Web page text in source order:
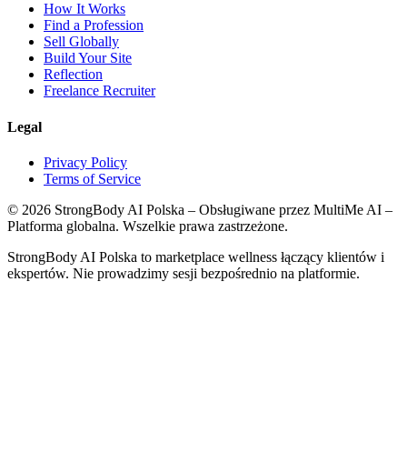
How It Works
Find a Profession
Sell Globally
Build Your Site
Reflection
Freelance Recruiter
Legal
Privacy Policy
Terms of Service
© 2026 StrongBody AI Polska – Obsługiwane przez MultiMe AI –
Platforma globalna. Wszelkie prawa zastrzeżone.
StrongBody AI Polska to marketplace wellness łączący klientów i
ekspertów. Nie prowadzimy sesji bezpośrednio na platformie.